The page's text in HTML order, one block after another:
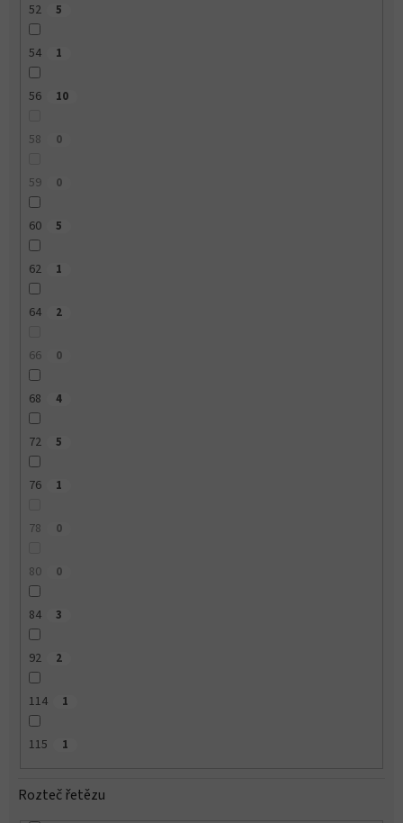
52 5
54 1
56 10
58 0
59 0
60 5
62 1
64 2
66 0
68 4
72 5
76 1
78 0
80 0
84 3
92 2
114 1
115 1
Rozteč řetězu